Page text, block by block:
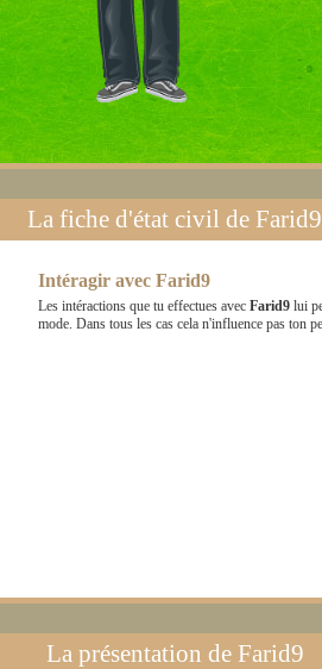
La fiche d'état civil de Farid9
Intéragir avec Farid9
Les intéractions que tu effectues avec Farid9 lui
mode. Dans tous les cas cela n'influence pas ton
La présentation de Farid9